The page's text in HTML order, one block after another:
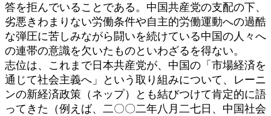
答を拒んでいることである。中国共産党の支配の下、
劣悪きわまりない労働条件や自主的労働運動への過酷
な弾圧に苦しみながら闘いを続けている中国の人々へ
の連帯の意識を欠いたものといわざるを得ない。
志位は、これまで日本共産党が、中国の「市場経済を
通じて社会主義へ」という取り組みについて、レーニ
ンの新経済政策（ネップ）とも結びつけて肯定的に語
ってきた（例えば、二〇〇二年八月二七日、中国社会